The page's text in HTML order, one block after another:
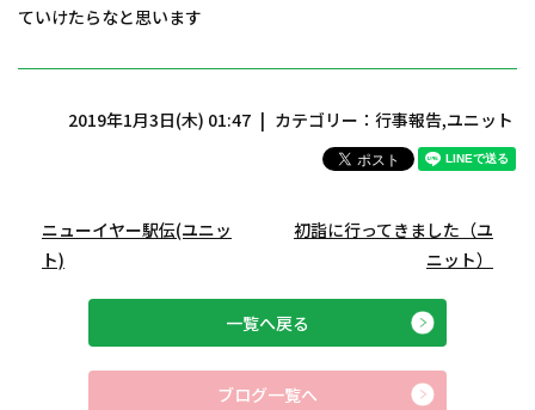
ていけたらなと思います
2019年1月3日(木) 01:47 カテゴリー： 行事報告,ユニット
ニューイヤー駅伝(ユニッ
ト)
初詣に行ってきました（ユ
ニット）
一覧へ戻る
ブログ一覧へ